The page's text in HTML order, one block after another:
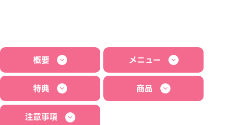
概要 メニュー
特典 商品
注意事項